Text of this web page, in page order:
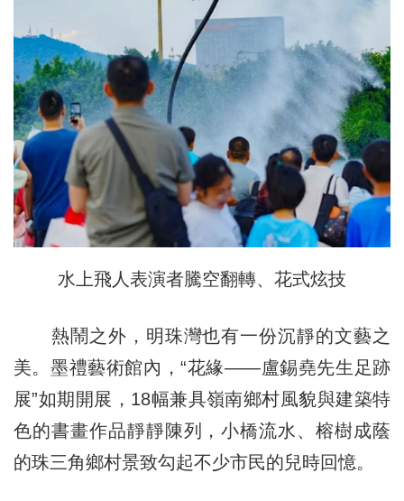
水上飛人表演者騰空翻轉、花式炫技
熱鬧之外，明珠灣也有一份沉靜的文藝之
美。墨禮藝術館內，“花緣——盧錫堯先生足跡
展”如期開展，18幅兼具嶺南鄉村風貌與建築特
色的書畫作品靜靜陳列，小橋流水、榕樹成蔭
的珠三角鄉村景致勾起不少市民的兒時回憶。